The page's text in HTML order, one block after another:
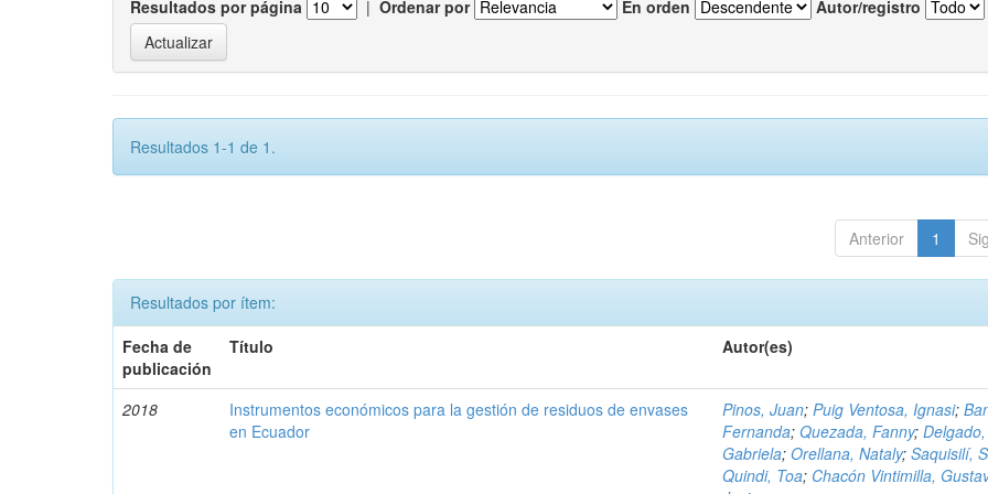
Resultados por página | Ordenar por En orden Autor/registro
Resultados 1-1 de 1.
Anterior 1
Resultados por ítem:
Fecha de
publicación
Título Autor(es)
2018
Instrumentos económicos para la gestión de residuos de envases
en Ecuador
Pinos, Juan;Puig Ventosa, Ignasi;
Fernanda;Quezada, Fanny;Delgado,
Gabriela;Orellana, Nataly;Saquisilí,
Quindi, Toa; Chacón Vintimilla,